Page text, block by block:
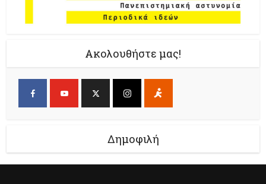
Ακολουθήστε μας!
Δημοφιλή